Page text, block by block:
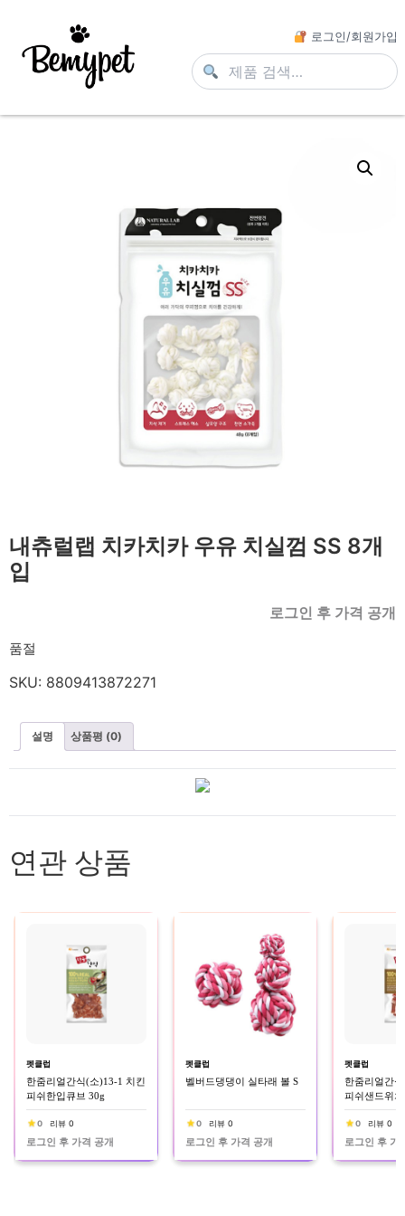
로그인/회원가입
내츄럴랩 치카치카 우유 치실껌 SS 8개
입
로그인 후 가격 공개
품절
SKU: 8809413872271
설명 상품평 (0)
연관 상품
펫클럽
한줌리얼간식(소)13-1 치킨
피쉬한입큐브 30g
0 리뷰 0
로그인 후 가격 공개
펫클럽
벨버드댕댕이 실타래 볼 S
0 리뷰 0
로그인 후 가격 공개
펫클럽
한줌리얼간
피쉬샌드위
0 리뷰 0
로그인 후 가